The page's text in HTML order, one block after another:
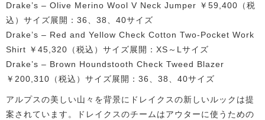
Drake’s – Olive Merino Wool V Neck Jumper ￥59,400（税
込）サイズ展開：36、38、40サイズ
Drake’s – Red and Yellow Check Cotton Two-Pocket Work
Shirt ￥45,320（税込）サイズ展開：XS～Lサイズ
Drake’s – Brown Houndstooth Check Tweed Blazer
￥200,310（税込）サイズ展開：36、38、40サイズ
アルプスの美しい山々を背景にドレイクスの新しいルックは提
案されています。ドレイクスのチームはアウターに使うための